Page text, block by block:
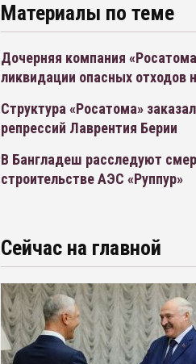
Материалы по теме
Дочерняя компания
ликвидации опасных отходов
Структура «Росатома»
репрессий Лаврентия Берии
В Бангладеш расследуют
строительстве АЭС «Руппур»
Сейчас на главной